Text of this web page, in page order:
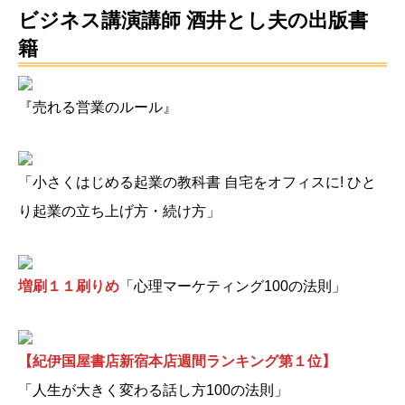
ビジネス講演講師 酒井とし夫の出版書
籍
『売れる営業のルール』
「小さくはじめる起業の教科書 自宅をオフィスに! ひと
り起業の立ち上げ方・続け方」
増刷１１刷りめ 「心理マーケティング100の法則」
【紀伊国屋書店新宿本店週間ランキング第１位】
「人生が大きく変わる話し方100の法則」